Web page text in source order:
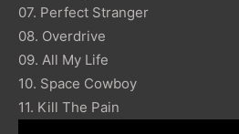
07. Perfect Stranger
08. Overdrive
09. All My Life
10. Space Cowboy
11. Kill The Pain